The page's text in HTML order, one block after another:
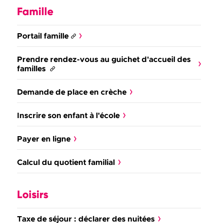
Famille
Portail famille
Prendre rendez-vous au guichet d'accueil des
familles
Demande de place en crèche
Inscrire son enfant à l'école
Payer en ligne
Calcul du quotient familial
Loisirs
Taxe de séjour : déclarer des nuitées